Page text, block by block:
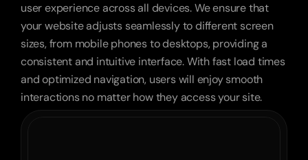
user experience across all devices. We ensure that
your website adjusts seamlessly to different screen
sizes, from mobile phones to desktops, providing a
consistent and intuitive interface. With fast load times
and optimized navigation, users will enjoy smooth
interactions no matter how they access your site.